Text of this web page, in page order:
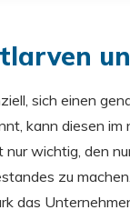
sich einen
kann diesen
wichtig, den
zu
das